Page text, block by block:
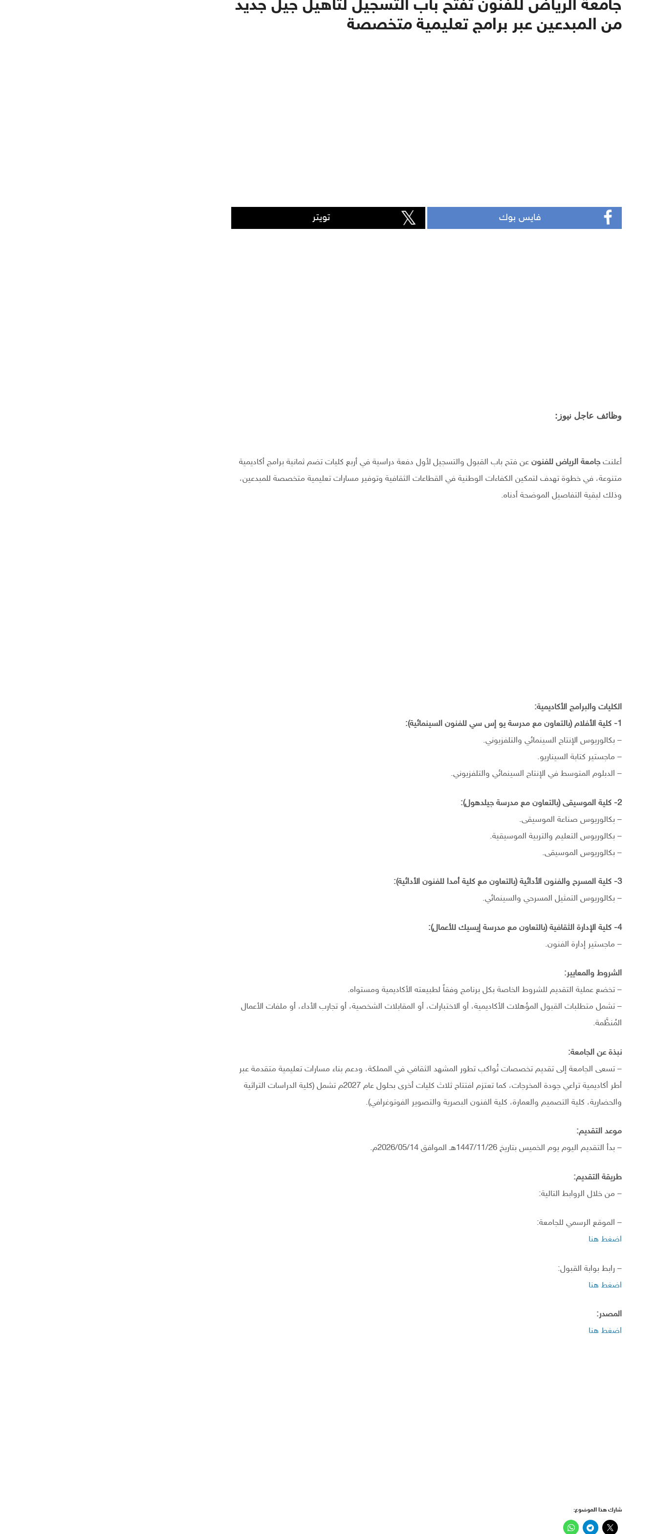
جامعة الرياض للفنون تفتح باب التسجيل لتأهيل جيل جديد
من المبدعين عبر برامج تعليمية متخصصة
فايس بوك تويتر
وظائف عاجل نيوز:
أعلنت جامعة الرياض للفنون عن فتح باب القبول والتسجيل لأول دفعة دراسية في أربع كليات تضم ثمانية برامج أكاديمية
متنوعة، في خطوة تهدف لتمكين الكفاءات الوطنية في القطاعات الثقافية وتوفير مسارات تعليمية متخصصة للمبدعين،
وذلك لبقية التفاصيل الموضحة أدناه.
الكليات والبرامج الأكاديمية:
1- كلية الأفلام (بالتعاون مع مدرسة يو إس سي للفنون السينمائية):
– بكالوريوس الإنتاج السينمائي والتلفزيوني.
– ماجستير كتابة السيناريو.
– الدبلوم المتوسط في الإنتاج السينمائي والتلفزيوني.
2- كلية الموسيقى (بالتعاون مع مدرسة جيلدهول):
– بكالوريوس صناعة الموسيقى.
– بكالوريوس التعليم والتربية الموسيقية.
– بكالوريوس الموسيقى.
3- كلية المسرح والفنون الأدائية (بالتعاون مع كلية أمدا للفنون الأدائية):
– بكالوريوس التمثيل المسرحي والسينمائي.
4- كلية الإدارة الثقافية (بالتعاون مع مدرسة إيسيك للأعمال):
– ماجستير إدارة الفنون.
الشروط والمعايير:
– تخضع عملية التقديم للشروط الخاصة بكل برنامج وفقاً لطبيعته الأكاديمية ومستواه.
– تشمل متطلبات القبول المؤهلات الأكاديمية، أو الاختبارات، أو المقابلات الشخصية، أو تجارب الأداء، أو ملفات الأعمال
المُنظَّمة.
نبذة عن الجامعة:
– تسعى الجامعة إلى تقديم تخصصات تُواكب تطور المشهد الثقافي في المملكة، ودعم بناء مسارات تعليمية متقدمة عبر
أطر أكاديمية تراعي جودة المخرجات، كما تعتزم افتتاح ثلاث كليات أخرى بحلول عام 2027م تشمل (كلية الدراسات التراثية
والحضارية، كلية التصميم والعمارة، كلية الفنون البصرية والتصوير الفوتوغرافي).
موعد التقديم:
– بدأ التقديم اليوم يوم الخميس بتاريخ 1447/11/26هـ الموافق 2026/05/14م.
طريقة التقديم:
– من خلال الروابط التالية:
– الموقع الرسمي للجامعة:
اضغط هنا
– رابط بوابة القبول:
اضغط هنا
المصدر:
اضغط هنا
شارك هذا الموضوع: